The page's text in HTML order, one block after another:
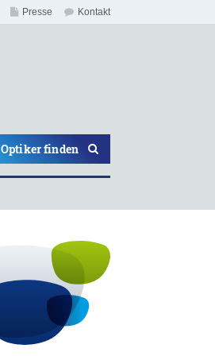
Kontakt
Presse
Optiker finden